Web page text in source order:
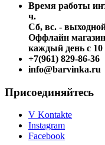
Время работы
ч.
Сб, вс. -
Оффлайн
каждый день с 10
+7(961) 829-86-36
info@barvinka.ru
Присоединяйтесь
V Kontakte
Instagram
Facebook